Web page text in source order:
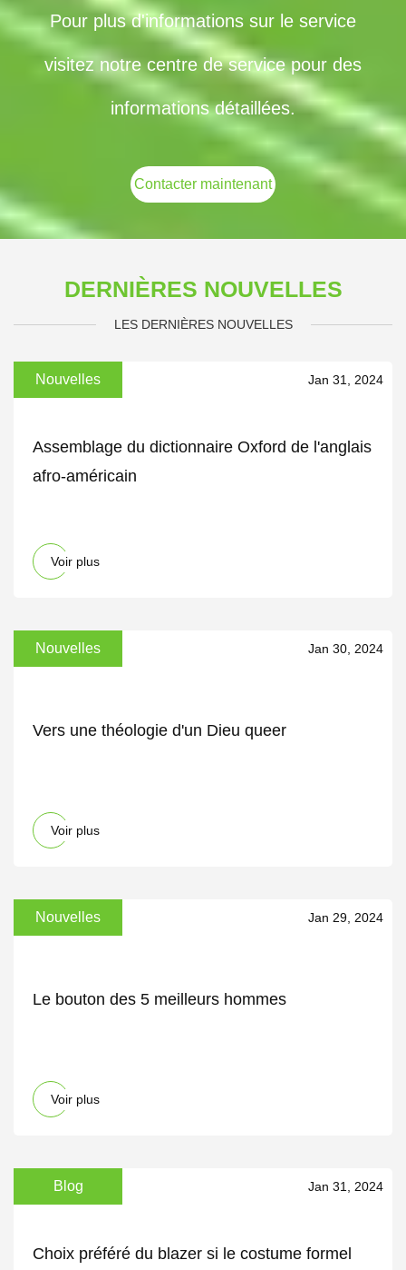
Pour plus d'informations sur le service
visitez notre centre de service pour des
informations détaillées.
Contacter maintenant
DERNIÈRES NOUVELLES
LES DERNIÈRES NOUVELLES
Nouvelles Jan 31, 2024
Assemblage du dictionnaire Oxford de l'anglais
afro-américain
Voir plus
Nouvelles Jan 30, 2024
Vers une théologie d'un Dieu queer
Voir plus
Nouvelles Jan 29, 2024
Le bouton des 5 meilleurs hommes
Voir plus
Blog Jan 31, 2024
Choix préféré du blazer si le costume formel